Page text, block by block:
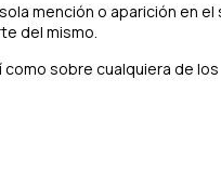
mención o aparición en el
del mismo.
sobre cualquiera de los